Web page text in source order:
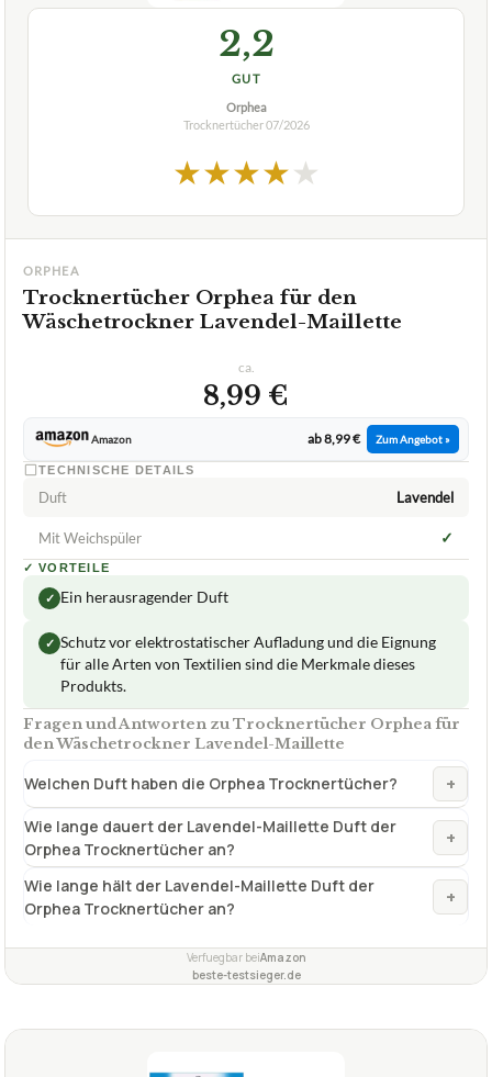
2,2
GUT
Orphea
Trocknertücher07/2026
★★★★★
ORPHEA
Trocknertücher Orphea für den
Wäschetrockner Lavendel-Maillette
ca.
8,99 €
Amazon ab 8,99 € Zum Angebot »
TECHNISCHE DETAILS
Duft Lavendel
Mit Weichspüler ✓
✓ VORTEILE
✓ Ein herausragender Duft
✓ Schutz vor elektrostatischer Aufladung und die Eignung
für alle Arten von Textilien sind die Merkmale dieses
Produkts.
Fragen und Antworten zu Trocknertücher Orphea für
den Wäschetrockner Lavendel-Maillette
Welchen Duft haben die Orphea Trocknertücher? +
Wie lange dauert der Lavendel-Maillette Duft der
Orphea Trocknertücher an?
+
Wie lange hält der Lavendel-Maillette Duft der
Orphea Trocknertücher an?
+
Verfuegbar beiAmazon
beste-testsieger.de